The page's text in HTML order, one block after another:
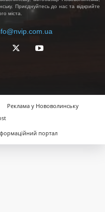
Приєднуйтесь до нас та відкрийте
міста.
Реклама у Нововолинську
портал